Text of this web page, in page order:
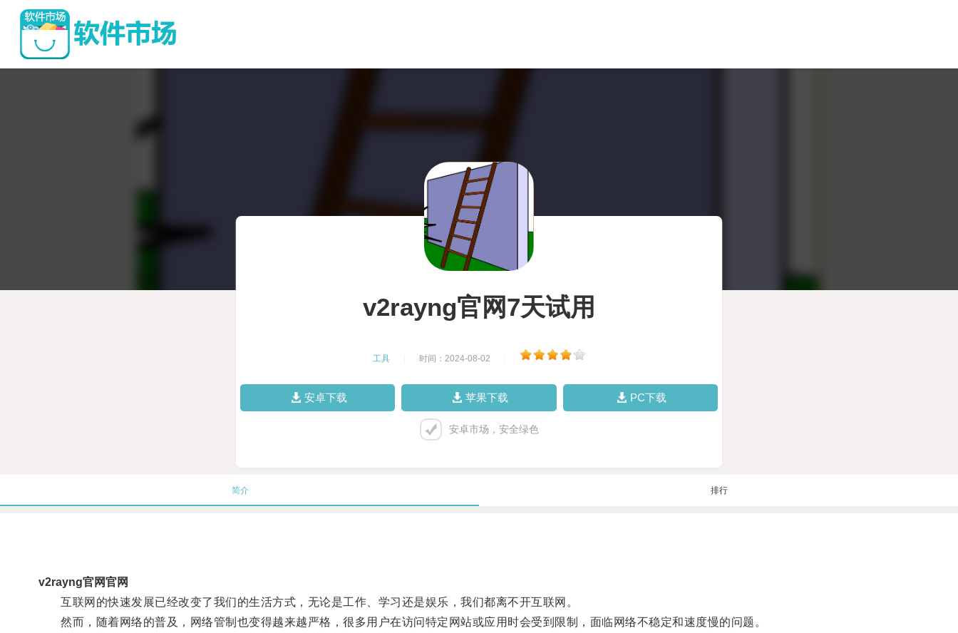
v2rayng官网7天试用
工具 时间：2024-08-02
安卓下载 苹果下载 PC下载
安卓市场，安全绿色
简介 排行
v2rayng官网官网
互联网的快速发展已经改变了我们的生活方式，无论是工作、学习还是娱乐，我们都离不开互联网。
然而，随着网络的普及，网络管制也变得越来越严格，很多用户在访问特定网站或应用时会受到限制，面临网络不稳定和速度慢的问题。